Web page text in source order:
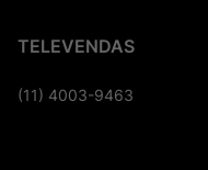
TELEVENDAS
(11) 4003-9463